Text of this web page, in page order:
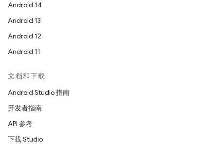
Android 14
Android 13
Android 12
Android 11
文档和下载
Android Studio 指南
开发者指南
API 参考
下载 Studio